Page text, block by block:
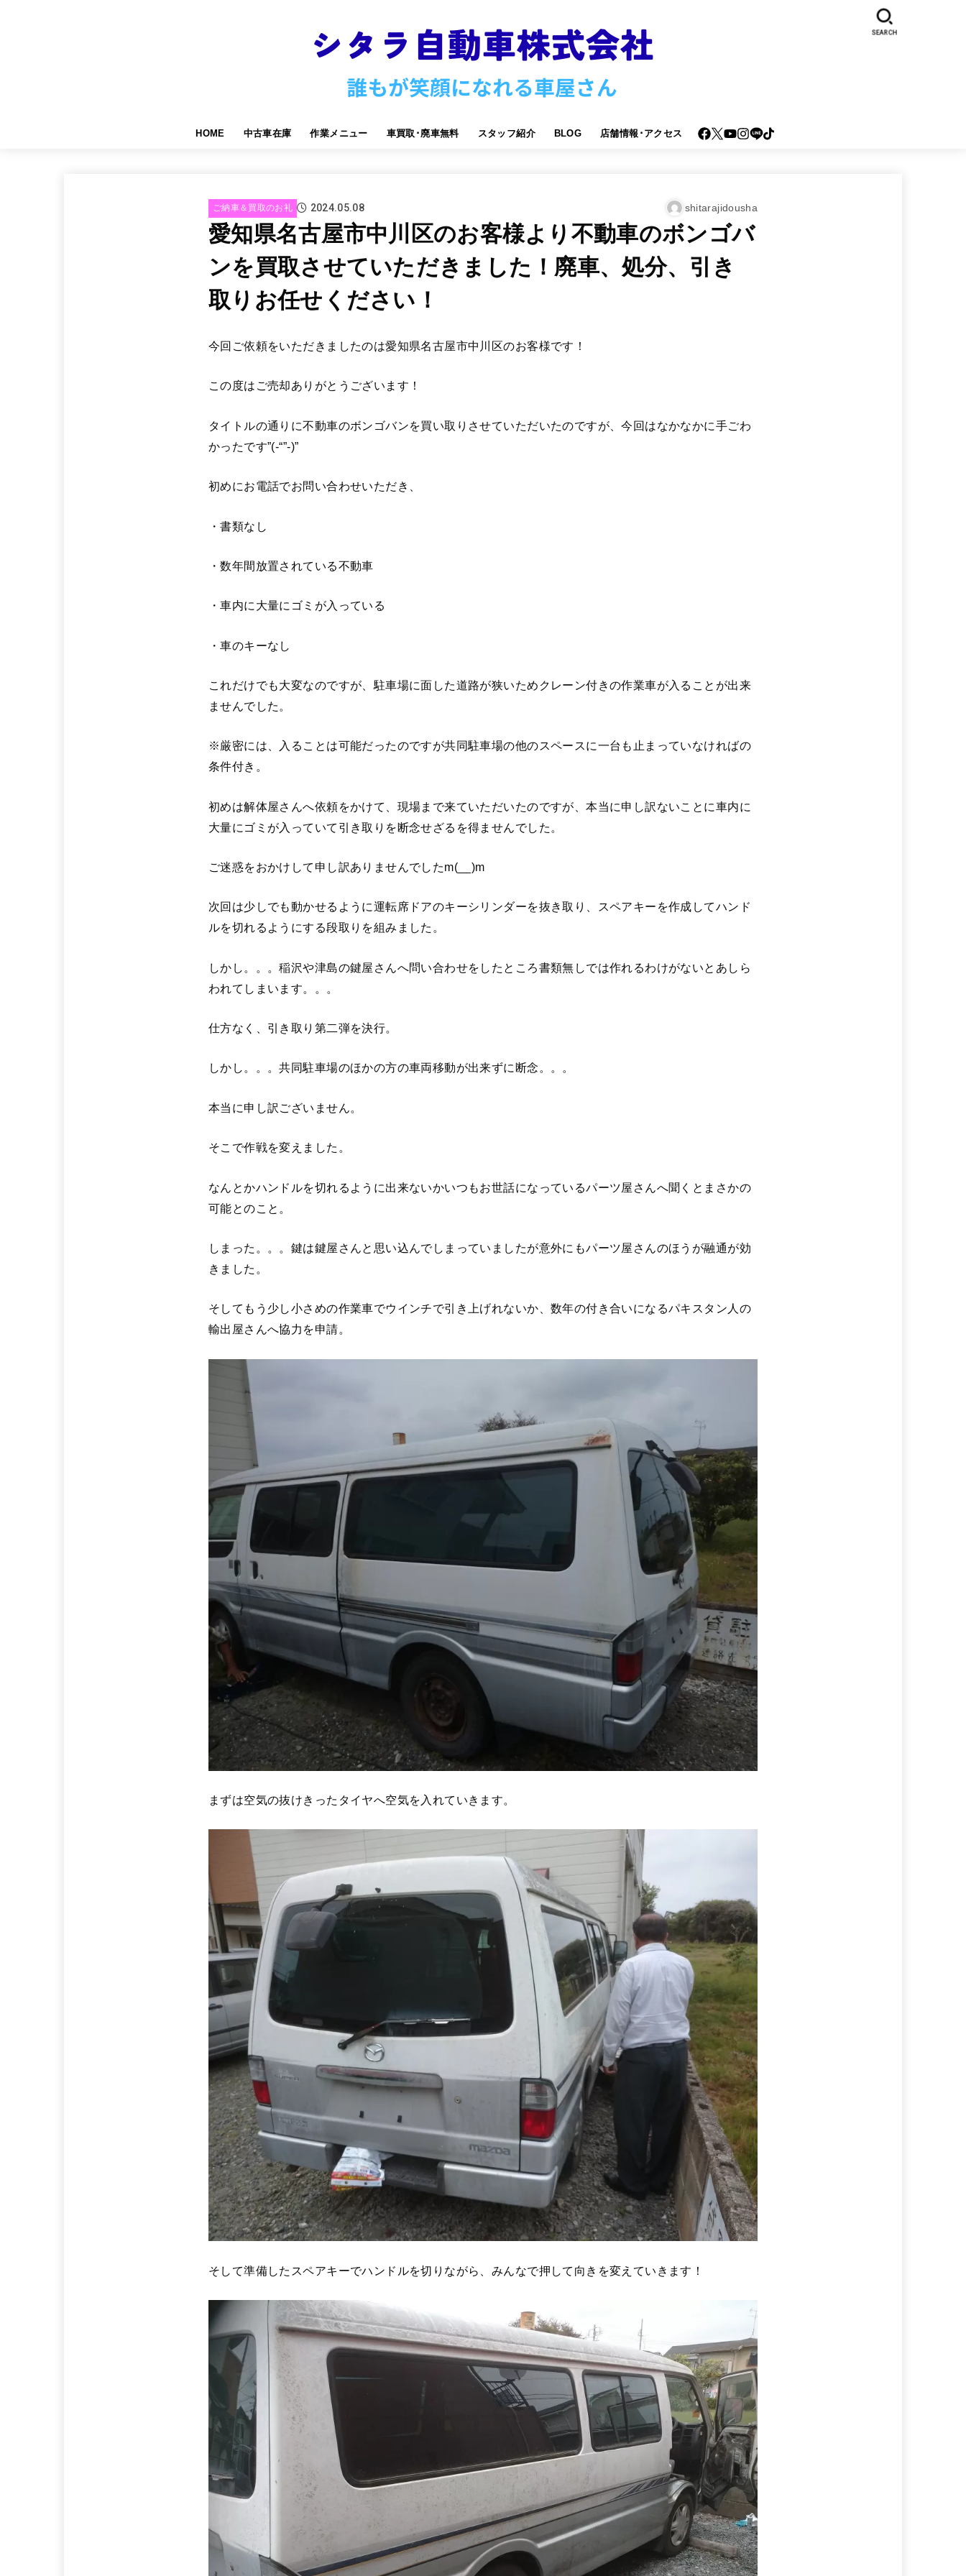
HOME 中古車在庫 作業メニュー 車買取･廃車無料 スタッフ紹介 BLOG 店舗情報･アクセス
SEARCH
ご納車＆買取のお礼 2024.05.08 shitarajidousha
愛知県名古屋市中川区のお客様より不動車のボンゴバ
ンを買取させていただきました！廃車、処分、引き
取りお任せください！
今回ご依頼をいただきましたのは愛知県名古屋市中川区のお客様です！
この度はご売却ありがとうございます！
タイトルの通りに不動車のボンゴバンを買い取りさせていただいたのですが、今回はなかなかに手ごわ
かったです”(-“”-)”
初めにお電話でお問い合わせいただき、
・書類なし
・数年間放置されている不動車
・車内に大量にゴミが入っている
・車のキーなし
これだけでも大変なのですが、駐車場に面した道路が狭いためクレーン付きの作業車が入ることが出来
ませんでした。
※厳密には、入ることは可能だったのですが共同駐車場の他のスペースに一台も止まっていなければの
条件付き。
初めは解体屋さんへ依頼をかけて、現場まで来ていただいたのですが、本当に申し訳ないことに車内に
大量にゴミが入っていて引き取りを断念せざるを得ませんでした。
ご迷惑をおかけして申し訳ありませんでしたm(__)m
次回は少しでも動かせるように運転席ドアのキーシリンダーを抜き取り、スペアキーを作成してハンド
ルを切れるようにする段取りを組みました。
しかし。。。稲沢や津島の鍵屋さんへ問い合わせをしたところ書類無しでは作れるわけがないとあしら
われてしまいます。。。
仕方なく、引き取り第二弾を決行。
しかし。。。共同駐車場のほかの方の車両移動が出来ずに断念。。。
本当に申し訳ございません。
そこで作戦を変えました。
なんとかハンドルを切れるように出来ないかいつもお世話になっているパーツ屋さんへ聞くとまさかの
可能とのこと。
しまった。。。鍵は鍵屋さんと思い込んでしまっていましたが意外にもパーツ屋さんのほうが融通が効
きました。
そしてもう少し小さめの作業車でウインチで引き上げれないか、数年の付き合いになるパキスタン人の
輸出屋さんへ協力を申請。
まずは空気の抜けきったタイヤへ空気を入れていきます。
そして準備したスペアキーでハンドルを切りながら、みんなで押して向きを変えていきます！